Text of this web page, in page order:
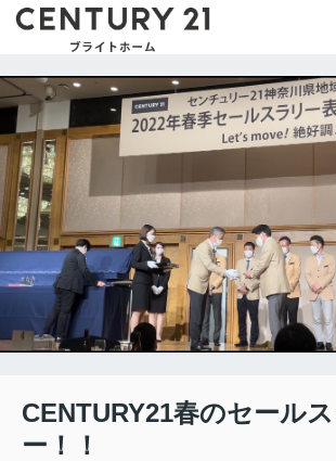
CENTURY21春のセール
ー！！